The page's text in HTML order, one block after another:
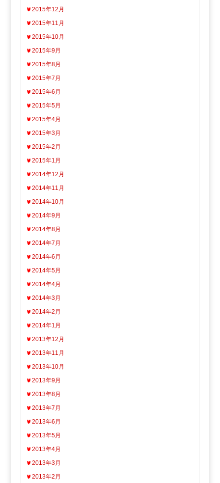
2015年12月
2015年11月
2015年10月
2015年9月
2015年8月
2015年7月
2015年6月
2015年5月
2015年4月
2015年3月
2015年2月
2015年1月
2014年12月
2014年11月
2014年10月
2014年9月
2014年8月
2014年7月
2014年6月
2014年5月
2014年4月
2014年3月
2014年2月
2014年1月
2013年12月
2013年11月
2013年10月
2013年9月
2013年8月
2013年7月
2013年6月
2013年5月
2013年4月
2013年3月
2013年2月